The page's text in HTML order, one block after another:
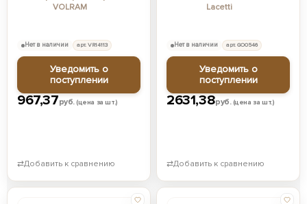
VOLRAM
967,37руб.(цена за шт.)
Нет в наличии арт. VR14113
Уведомить о
поступлении
⇄Добавить к сравнению
Lacetti
2631,38руб.(цена за шт.)
Нет в наличии арт. GO0546
Уведомить о
поступлении
⇄Добавить к сравнению